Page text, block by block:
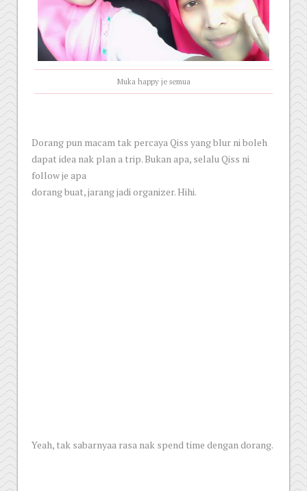
Muka happy je semua
Dorang pun macam tak percaya Qiss yang blur ni boleh
dapat idea nak plan a trip. Bukan apa, selalu Qiss ni
follow je apa
dorang buat, jarang jadi organizer. Hihi.
Yeah, tak sabarnyaa rasa nak spend time dengan dorang.